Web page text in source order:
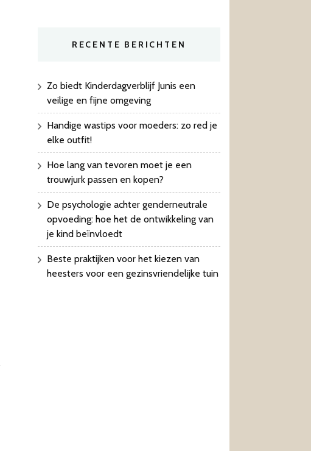
RECENTE BERICHTEN
Zo biedt Kinderdagverblijf Junis een
veilige en fijne omgeving
Handige wastips voor moeders: zo red je
elke outfit!
Hoe lang van tevoren moet je een
trouwjurk passen en kopen?
De psychologie achter genderneutrale
opvoeding: hoe het de ontwikkeling van
je kind beïnvloedt
Beste praktijken voor het kiezen van
heesters voor een gezinsvriendelijke tuin